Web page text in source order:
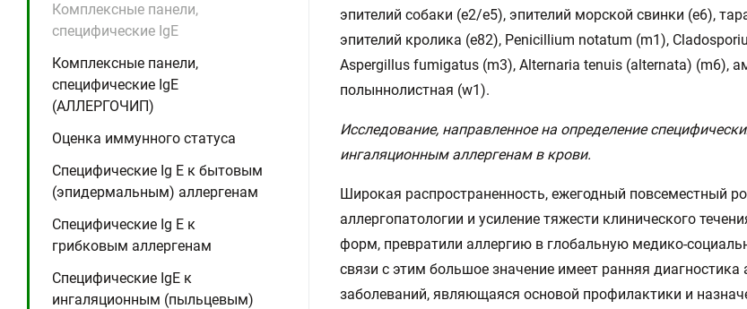
Комплексные панели,
специфические IgE
Комплексные панели,
специфические IgE
(АЛЛЕРГОЧИП)
Оценка иммунного статуса
Специфические Ig E к бытовым
(эпидермальным) аллергенам
Специфические Ig E к
грибковым аллергенам
Специфические IgE к
ингаляционным (пыльцевым)
эпителий собаки (e2/e5), эпителий морской свинки (e6),
эпителий кролика (e82), Рenicillium notatum (m1),
Aspergillus fumigatus (m3), Alternaria tenuis (alternata) (m6),
полыннолистная (w1).
Исследование, направленное на определение
ингаляционным аллергенам в крови.
Широкая распространенность, ежегодный повсеместный
аллергопатологии и усиление тяжести клинического
форм, превратили аллергию в глобальную медико-
связи с этим большое значение имеет ранняя диагностика
заболеваний, являющаяся основой профилактики и